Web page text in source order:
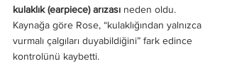
kulaklık (earpiece) arızası neden oldu.
Kaynağa göre Rose, “kulaklığından yalnızca
vurmalı çalgıları duyabildiğini” fark edince
kontrolünü kaybetti.